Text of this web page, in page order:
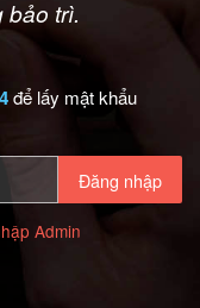
bảo trì.
để lấy mật khẩu
Đăng nhập
Admin